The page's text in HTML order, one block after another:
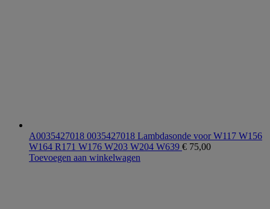
A0035427018 0035427018 Lambdasonde voor W117 W156
W164 R171 W176 W203 W204 W639 € 75,00
Toevoegen aan winkelwagen